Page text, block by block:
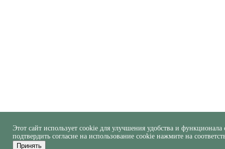
Этот сайт использует cookie для улучшения удобства и
подтвердить согласие на использование cookie нажмите на
Принять